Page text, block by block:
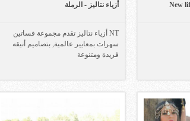
أزياء نتاليز - الرملة
NT أزياء نتاليز تقدم مجموعة فساتين
سهرات بمعايير عالمية, بتصاميم أنيقه
فريدة ومتنوعة